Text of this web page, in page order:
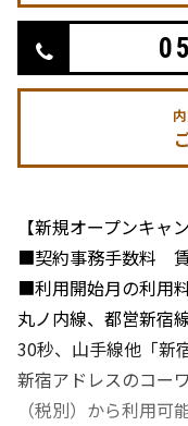
【新規オープンキャ
■契約事務手数料
■利用開始月の利用
丸ノ内線、都営新宿
30秒、山手線他「新
新宿アドレスのコー
（税別）から利用可